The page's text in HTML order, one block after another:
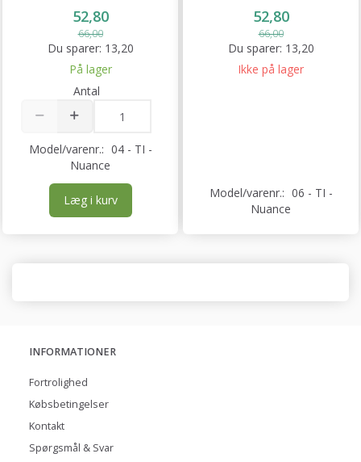
52,80
66,00
Du sparer: 13,20
På lager
Antal
Model/varenr.: 04 - TI -
Nuance
Læg i kurv
52,80
66,00
Du sparer: 13,20
Ikke på lager
Model/varenr.: 06 - TI -
Nuance
INFORMATIONER
Fortrolighed
Købsbetingelser
Kontakt
Spørgsmål & Svar